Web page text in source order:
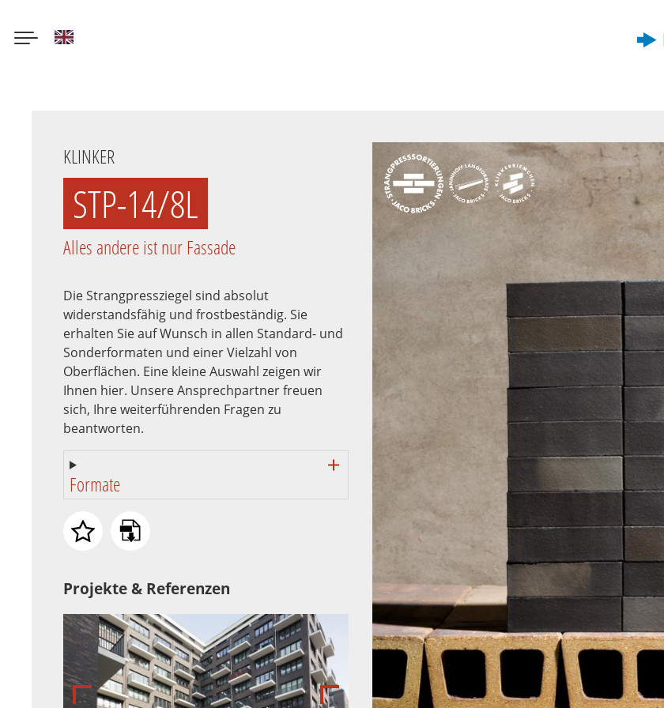
KLINKER
STP-14/8L
Alles andere ist nur Fassade
Die Strangpressziegel sind absolut
widerstandsfähig und frostbeständig. Sie
erhalten Sie auf Wunsch in allen Standard- und
Sonderformaten und einer Vielzahl von
Oberflächen. Eine kleine Auswahl zeigen wir
Ihnen hier. Unsere Ansprechpartner freuen
sich, Ihre weiterführenden Fragen zu
beantworten.
Formate
Projekte & Referenzen